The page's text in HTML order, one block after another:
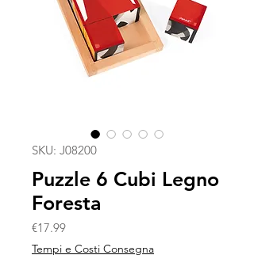
SKU: J08200
Puzzle 6 Cubi Legno
Foresta
€17.99Price
Tempi e Costi Consegna